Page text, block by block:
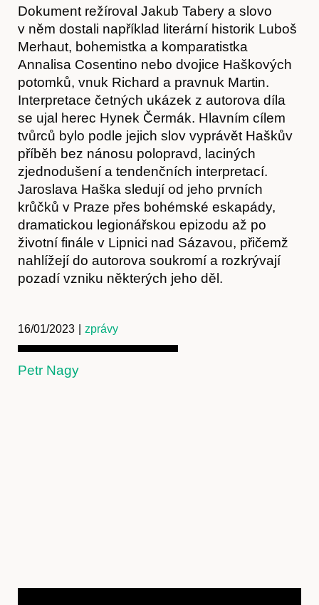
Obchod
Kontakt
Dokument režíroval Jakub Tabery a slovo
v něm dostali například literární historik Luboš
Merhaut, bohemistka a komparatistka
Annalisa Cosentino nebo dvojice Haškových
potomků, vnuk Richard a pravnuk Martin.
Interpretace četných ukázek z autorova díla
se ujal herec Hynek Čermák. Hlavním cílem
tvůrců bylo podle jejich slov vyprávět Haškův
příběh bez nánosu polopravd, laciných
zjednodušení a tendenčních interpretací.
Jaroslava Haška sledují od jeho prvních
krůčků v Praze přes bohémské eskapády,
dramatickou legionářskou epizodu až po
životní finále v Lipnici nad Sázavou, přičemž
nahlížejí do autorova soukromí a rozkrývají
pozadí vzniku některých jeho děl.
16/01/2023 zprávy
Petr Nagy